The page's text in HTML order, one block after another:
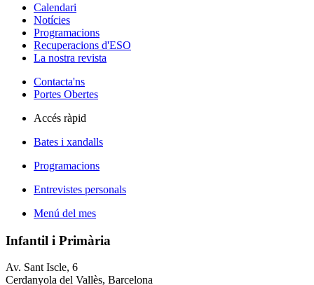
Calendari
Notícies
Programacions
Recuperacions d'ESO
La nostra revista
Contacta'ns
Portes Obertes
Accés ràpid
Bates i xandalls
Programacions
Entrevistes personals
Menú del mes
Infantil i Primària
Av. Sant Iscle, 6
Cerdanyola del Vallès, Barcelona